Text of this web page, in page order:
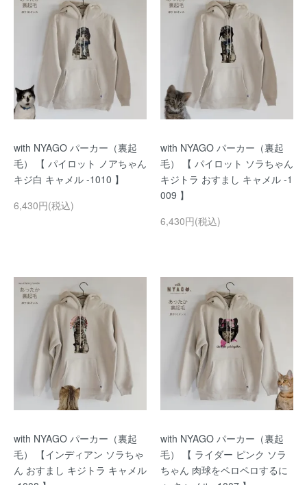
with NYAGO パーカー（裏起
毛） 【 パイロット ノアちゃん
キジ白 キャメル -1010 】
6,430円(税込)
with NYAGO パーカー（裏起
毛） 【 パイロット ソラちゃん
キジトラ おすまし キャメル -1
009 】
6,430円(税込)
with NYAGO パーカー（裏起
毛） 【インディアン ソラちゃ
ん おすまし キジトラ キャメル
with NYAGO パーカー（裏起
毛） 【 ライダー ピンク ソラ
ちゃん 肉球をペロペロするに